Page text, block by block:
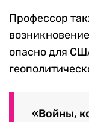
Профессор
опасно для
«Войны,